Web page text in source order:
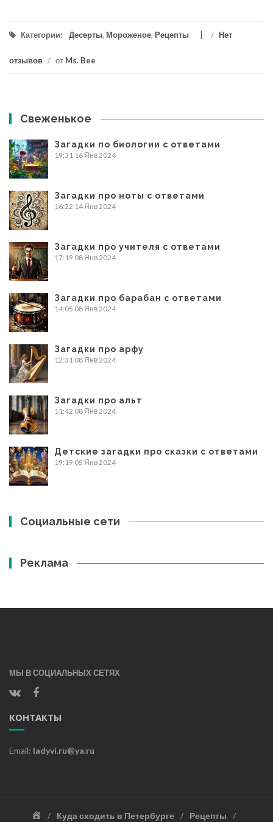
Категории: Десерты, Мороженое, Рецепты / Нет
отзывов / от Ms. Bee
Свеженькое
Загадки по биологии с ответами
19:31 16 Янв 2024
Загадки про ноты с ответами
16:22 14 Янв 2024
Загадки про учителя с ответами
17:19 08 Янв 2024
Загадки про барабан с ответами
14:05 08 Янв 2024
Загадки про арфу
12:31 08 Янв 2024
Загадки про альт
11:42 08 Янв 2024
Детские загадки про сказки с ответами
19:19 05 Янв 2024
Социальные сети
Реклама
МЫ В СОЦИАЛЬНЫХ СЕТЯХ
КОНТАКТЫ
Email: ladyvi.ru@ya.ru
Главная
Куда сходить в Петербурге Рецепты